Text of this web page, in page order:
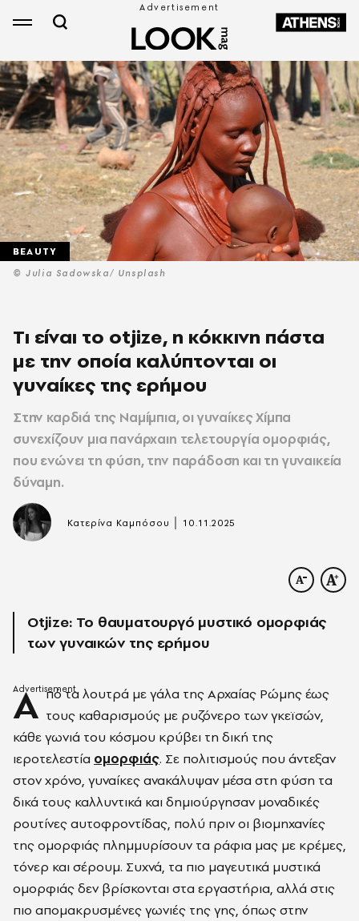
© Julia Sadowska/ Unsplash
BEAUTY
Tι είναι το otjize, η κόκκινη πάστα
με την οποία καλύπτονται οι
γυναίκες της ερήμου
Στην καρδιά της Ναμίμπια, οι γυναίκες Χίμπα
συνεχίζουν μια πανάρχαιη τελετουργία ομορφιάς,
που ενώνει τη φύση, την παράδοση και τη γυναικεία
δύναμη.
Κατερίνα Καμπόσου 10.11.2025
Οtjize: Το θαυματουργό μυστικό ομορφιάς
των γυναικών της ερήμου
Α πό τα λουτρά με γάλα της Αρχαίας Ρώμης έως
τους καθαρισμούς με ρυζόνερο των γκεϊσών,
κάθε γωνιά του κόσμου κρύβει τη δική της
ιεροτελεστία ομορφιάς. Σε πολιτισμούς που άντεξαν
στον χρόνο, γυναίκες ανακάλυψαν μέσα στη φύση τα
δικά τους καλλυντικά και δημιούργησαν μοναδικές
ρουτίνες αυτοφροντίδας, πολύ πριν οι βιομηχανίες
της ομορφιάς πλημμυρίσουν τα ράφια μας με κρέμες,
τόνερ και σέρουμ. Συχνά, τα πιο μαγευτικά μυστικά
ομορφιάς δεν βρίσκονται στα εργαστήρια, αλλά στις
πιο απομακρυσμένες γωνιές της γης, όπως στην